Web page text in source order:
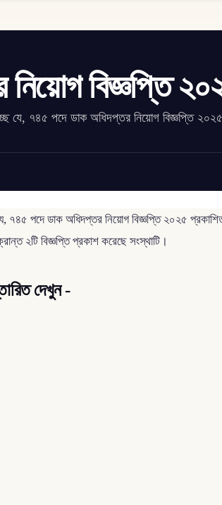
বিজ্ঞপ্তি
যে, ৭৪৫ পদে ডাক অধিদপ্তর নিয়োগ বিজ্ঞপ্তি
৭৪৫ পদে ডাক অধিদপ্তর নিয়োগ বিজ্ঞপ্তি ২০২৫
২টি বিজ্ঞপ্তি প্রকাশ করেছে সংস্থাটি।
দেখুন -